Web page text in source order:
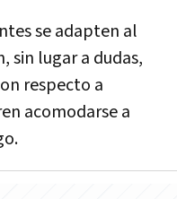
se adapten al
sin lugar a dudas,
respecto a
acomodarse a